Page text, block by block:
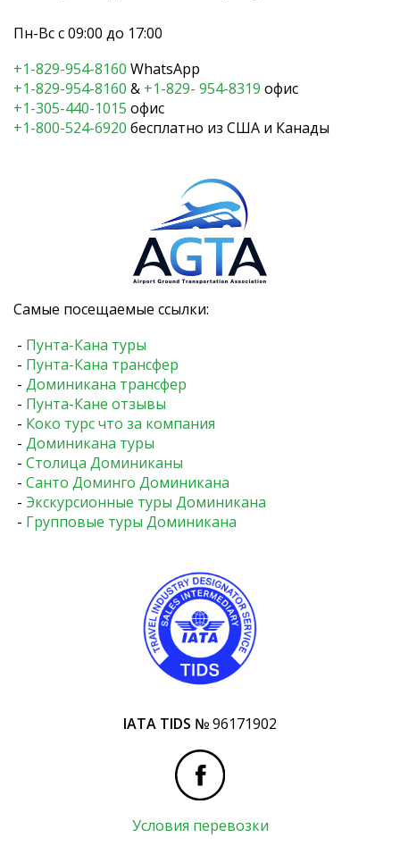
Пн-Вс с 09:00 до 17:00
+1-829-954-8160 WhatsApp
+1-829-954-8160 & +1-829- 954-8319 офис
+1-305-440-1015 офис
+1-800-524-6920 бесплатно из США и Канады
Самые посещаемые ссылки:
- Пунта-Кана туры
- Пунта-Кана трансфер
- Доминикана трансфер
- Пунта-Кане отзывы
- Коко турс что за компания
- Доминикана туры
- Столица Доминиканы
- Санто Доминго Доминикана
- Экскурсионные туры Доминикана
- Групповые туры Доминикана
IATA TIDS №96171902
Условия перевозки